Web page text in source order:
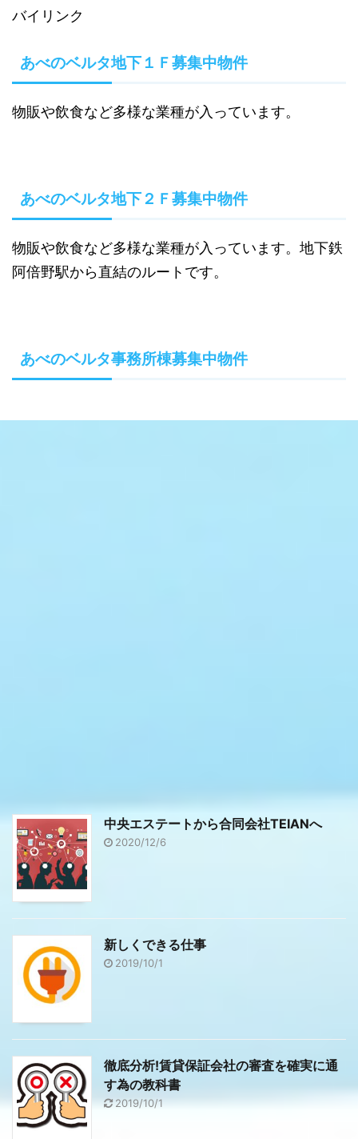
バイリンク
あべのベルタ地下１Ｆ募集中物件
物販や飲食など多様な業種が入っています。
あべのベルタ地下２Ｆ募集中物件
物販や飲食など多様な業種が入っています。地下鉄
阿倍野駅から直結のルートです。
あべのベルタ事務所棟募集中物件
中央エステートから合同会社TEIANへ
2020/12/6
新しくできる仕事
2019/10/1
徹底分析!賃貸保証会社の審査を確実に通
す為の教科書
2019/10/1